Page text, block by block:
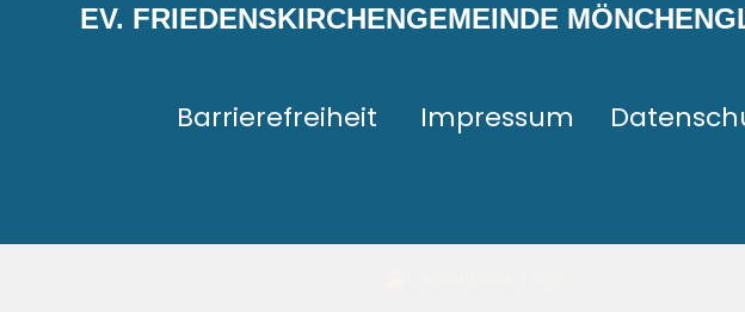
EV. FRIEDENSKIRCHENGEMEINDE
Barrierefreiheit Impressum